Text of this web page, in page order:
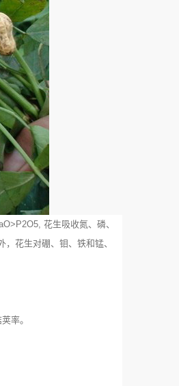
花生吸收氮、磷、
花生对硼、钼、铁和锰、
率。